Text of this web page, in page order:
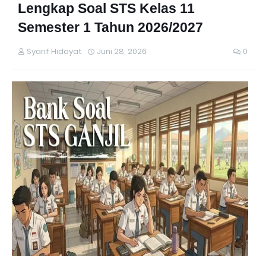
Lengkap Soal STS Kelas 11
Semester 1 Tahun 2026/2027
Syarif Hidayat Juni 28, 2026 0